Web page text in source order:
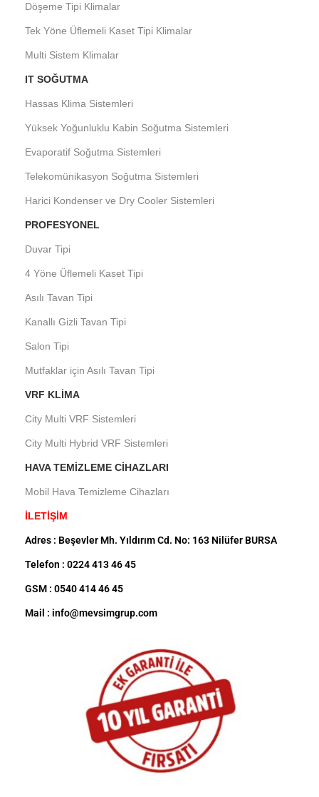
Döşeme Tipi Klimalar
Tek Yöne Üflemeli Kaset Tipi Klimalar
Multi Sistem Klimalar
IT SOĞUTMA
Hassas Klima Sistemleri
Yüksek Yoğunluklu Kabin Soğutma Sistemleri
Evaporatif Soğutma Sistemleri
Telekomünikasyon Soğutma Sistemleri
Harici Kondenser ve Dry Cooler Sistemleri
PROFESYONEL
Duvar Tipi
4 Yöne Üflemeli Kaset Tipi
Asılı Tavan Tipi
Kanallı Gizli Tavan Tipi
Salon Tipi
Mutfaklar için Asılı Tavan Tipi
VRF KLIMA
City Multi VRF Sistemleri
City Multi Hybrid VRF Sistemleri
HAVA TEMIZLEME CIHAZLARI
Mobil Hava Temizleme Cihazları
İLETİŞİM
Adres : Beşevler Mh. Yıldırım Cd. No: 163 Nilüfer BURSA
Telefon : 0224 413 46 45
GSM : 0540 414 46 45
Mail : info@mevsimgrup.com